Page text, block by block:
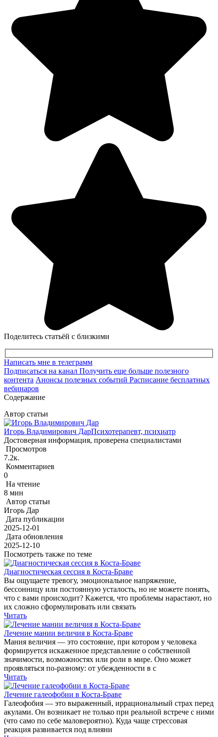
Поделитесь статьёй с близкими
Написать мне в телеграмм
Подписаться на канал Получить еще больше полезного
контента Анонсы полезных событий Расписание бесплатных
вебинаров
Содержание
Автор статьи
Игорь Владимирович ДарПсихотерапевт, психиатр
Достоверная информация, проверена специалистами
Просмотров
7.2к.
Комментариев
0
На чтение
8 мин
Автор статьи
Игорь Дар
Дата публикации
2025-12-01
Дата обновления
2025-12-10
Посмотреть также по теме
Диагностическая сессия в Коста-Браве
Вы ощущаете тревогу, эмоциональное напряжение,
бессонницу или постоянную усталость, но не можете понять,
что с вами происходит? Кажется, что проблемы нарастают, но
их сложно сформулировать или связать
Читать
Лечение мании величия в Коста-Браве
Мания величия — это состояние, при котором у человека
формируется искаженное представление о собственной
значимости, возможностях или роли в мире. Оно может
проявляться по-разному: от убежденности в с
Читать
Лечение галеофобии в Коста-Браве
Галеофобия — это выраженный, иррациональный страх перед
акулами. Он возникает не только при реальной встрече с ними
(что само по себе маловероятно). Куда чаще стрессовая
реакция развивается под влияни